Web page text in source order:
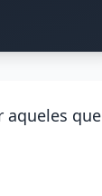
aqueles que